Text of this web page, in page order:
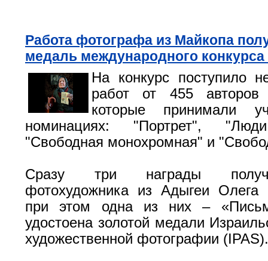
Работа фотографа из Майкопа
медаль международного
На конкурс поступило
работ от 455
которые принимали
номинациях: "Портрет",
"Свободная монохромная" и
Сразу три награды
фотохудожника из Адыгеи Олега
при этом одна из них –
удостоена золотой медали
художественной фотографии (IPAS).